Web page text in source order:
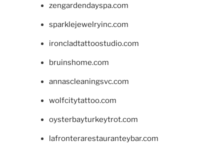
zengardendayspa.com
sparklejewelryinc.com
ironcladtattoostudio.com
bruinshome.com
annascleaningsvc.com
wolfcitytattoo.com
oysterbayturkeytrot.com
lafronterarestauranteybar.com